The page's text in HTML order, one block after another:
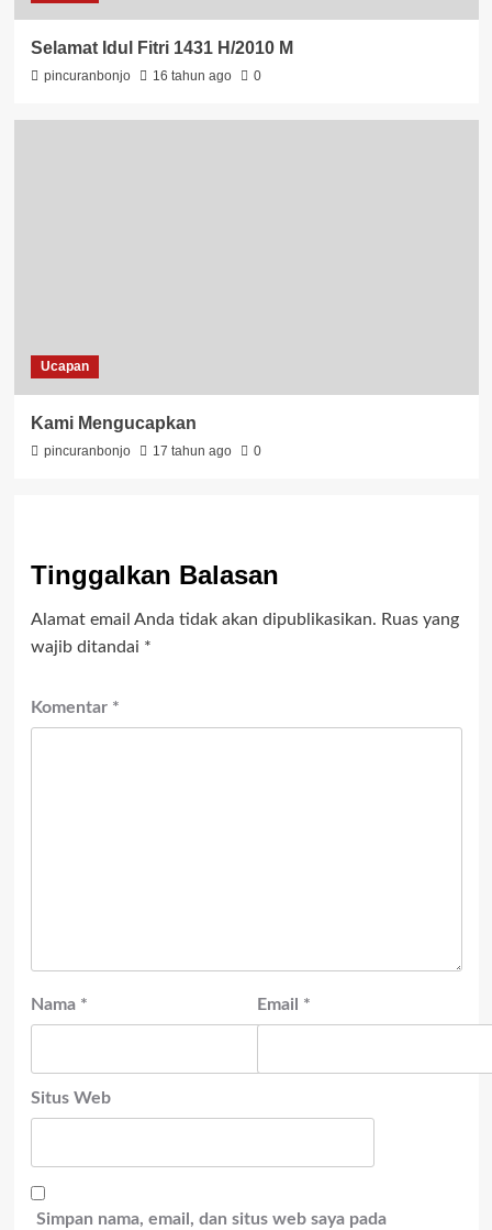
Selamat Idul Fitri 1431 H/2010 M
pincuranbonjo 16 tahun ago 0
Ucapan
Kami Mengucapkan
pincuranbonjo 17 tahun ago 0
Tinggalkan Balasan
Alamat email Anda tidak akan dipublikasikan. Ruas yang
wajib ditandai *
Komentar *
Nama * Email *
Situs Web
Simpan nama, email, dan situs web saya pada